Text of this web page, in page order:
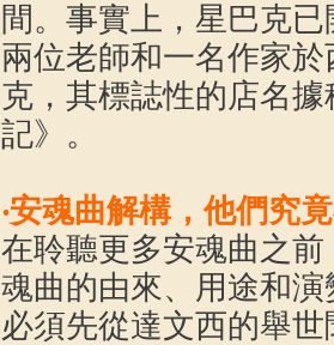
間。事實上，星巴克
兩位老師和一名作家
克，其標誌性的店名
記》。
‧安魂曲解構，他們究
在聆聽更多安魂曲之
魂曲的由來、用途和
必須先從達文西的舉